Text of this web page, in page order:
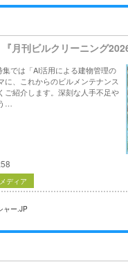
『月刊ビルクリーニング
では「AI活用による建物管理の
に、これからのビルメンテナンス
ご紹介します。深刻な人手不足や
…
メディア
ャー.JP